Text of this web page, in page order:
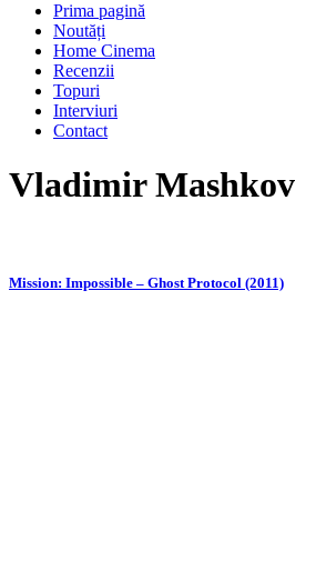
Prima pagină
Noutăți
Home Cinema
Recenzii
Topuri
Interviuri
Contact
Vladimir Mashkov
Mission: Impossible – Ghost Protocol (2011)